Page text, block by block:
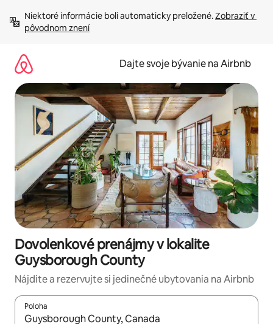
obsah.
Niektoré informácie boli automaticky preložené. Zobraziť v
pôvodnom znení
Dajte svoje bývanie na Airbnb
Dovolenkové prenájmy v lokalite
Guysborough County
Nájdite a rezervujte si jedinečné ubytovania na Airbnb
Poloha
Keď budú výsledky k dispozícii, môžete si ich prechádzať